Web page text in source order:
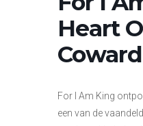
Heart
Coward
For I Am King
een van de